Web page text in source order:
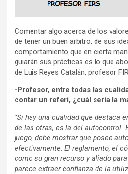
Comentar algo acerca de los
de tener un buen árbitro, de sus
comportamiento que en cierta
guiarán sus prácticas es lo que
de Luis Reyes Catalán, profesor
-Profesor, entre todas las
contar un referí, ¿cuál sería la
“Si hay una cualidad que destaca
de las otras, es la del autocontrol.
juego, debe mostrar que posee
efectivamente. El reglamento, el
como su gran recurso y aliado
parece extraer confianza de la